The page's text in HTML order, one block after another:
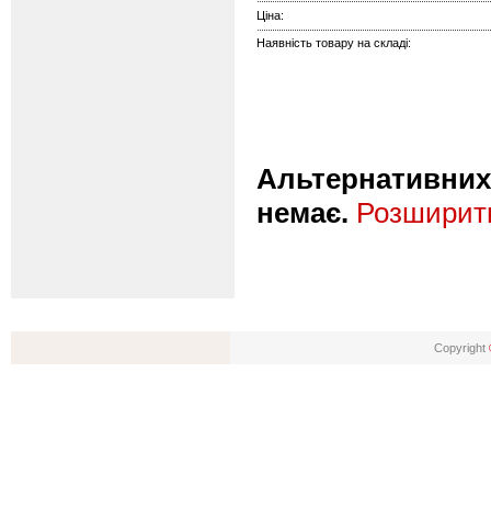
Ціна:
Наявність товару на складі:
Альтернативних
немає.
Copyright